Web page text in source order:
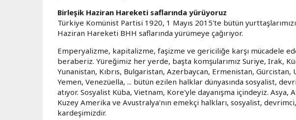
Birleşik Haziran Hareketi saflarında yürüyoruz
Türkiye Komünist Partisi 1920, 1 Mayıs 2015'te bütün
Haziran Hareketi BHH saflarında yürümeye çağırıyor.
Emperyalizme, kapitalizme, faşizme ve gericiliğe karşı mücadele
beraberiz. Yüreğimiz her yerde, başta komşularımız Suriye, Irak,
Yunanistan, Kıbrıs, Bulgaristan, Azerbaycan, Ermenistan, Gürcistan,
Yemen, Venezüella, ... bütün ezilen halklar dünyasında sosyalist,
atıyor. Sosyalist Küba, Vietnam, Kore'yle dayanışma içindeyiz.
Kuzey Amerika ve Avustralya'nın emekçi halkları, sosyalist,
kardeşimizdir.